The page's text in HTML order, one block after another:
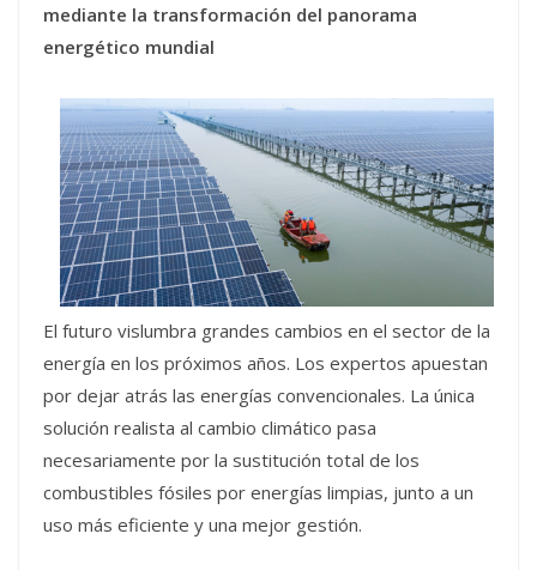
mediante la transformación del panorama
energético mundial
El futuro vislumbra grandes cambios en el sector de la
energía en los próximos años. Los expertos apuestan
por dejar atrás las energías convencionales. La única
solución realista al cambio climático pasa
necesariamente por la sustitución total de los
combustibles fósiles por energías limpias, junto a un
uso más eficiente y una mejor gestión.